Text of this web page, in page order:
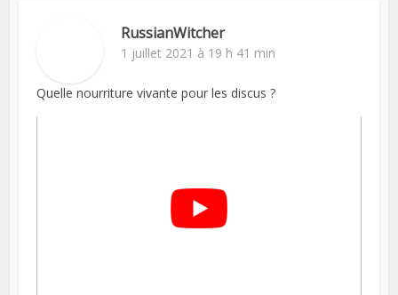
RussianWitcher
1 juillet 2021 à 19 h 41 min
Quelle nourriture vivante pour les discus ?